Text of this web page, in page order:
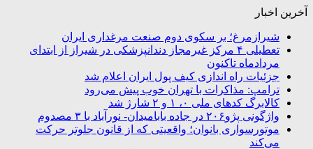
آخرین اخبار
شیرازمرغ؛ بر سکوی دوم صنعت مرغداری ایران
تعطیلی ۴ مرکز غیرمجاز دندانپزشکی در شیراز از ابتدای
مردادماه تاکنون
جزئیات راه اندازی کیف پول ایران اعلام شد
ترامپ: مذاکرات با تهران خوب پیش می‌رود
کالابرگ کدهای ملی ۰، ۱ و ۲ شارژ شد
واژگونی پژو۲۰۶ در جاده بابامیدان- نورآباد با ۳ مصدوم
موتورسواری بانوان؛ واقعیتی که از قانون جلوتر حرکت
می‌کند